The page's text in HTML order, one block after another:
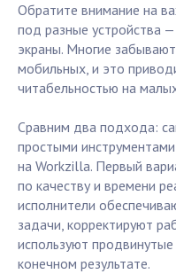
Обратите внимание на
под разные устройства
экраны. Многие
мобильных, и это
читабельностью на
Сравним два подхода:
простыми инструментами
на Workzilla. Первый
по качеству и времени
исполнители
задачи, корректируют
используют
конечном результате.